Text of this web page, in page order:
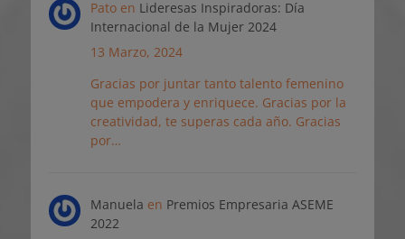
Patoen Lideresas Inspiradoras: Día
Internacional de la Mujer 2024
13 Marzo, 2024
Gracias por juntar tanto talento femenino
que empodera y enriquece. Gracias por la
creatividad, te superas cada año. Gracias
por…
Manuela en Premios Empresaria ASEME
2022